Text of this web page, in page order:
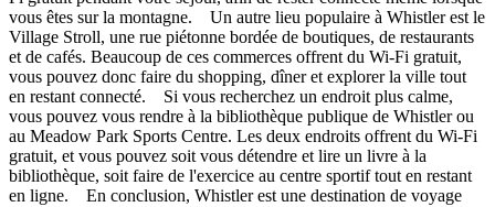
vous êtes sur la montagne. Un autre lieu populaire à Whistler est le
Village Stroll, une rue piétonne bordée de boutiques, de restaurants
et de cafés. Beaucoup de ces commerces offrent du Wi-Fi gratuit,
vous pouvez donc faire du shopping, dîner et explorer la ville tout
en restant connecté. Si vous recherchez un endroit plus calme,
vous pouvez vous rendre à la bibliothèque publique de Whistler ou
au Meadow Park Sports Centre. Les deux endroits offrent du Wi-Fi
gratuit, et vous pouvez soit vous détendre et lire un livre à la
bibliothèque, soit faire de l'exercice au centre sportif tout en restant
en ligne. En conclusion, Whistler est une destination de voyage